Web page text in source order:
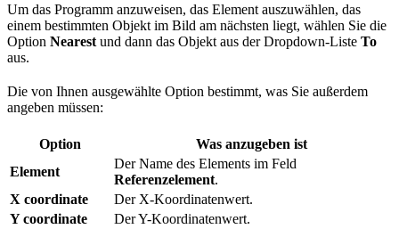
Um das Programm anzuweisen, das Element auszuwählen, das
einem bestimmten Objekt im Bild am nächsten liegt, wählen Sie die
Option Nearest und dann das Objekt aus der Dropdown-Liste To
aus.
Die von Ihnen ausgewählte Option bestimmt, was Sie außerdem
angeben müssen:
Option
Was anzugeben ist
Element
Der Name des Elements im Feld
Referenzelement.
X coordinate
Der X-Koordinatenwert.
Y coordinate
Der Y-Koordinatenwert.